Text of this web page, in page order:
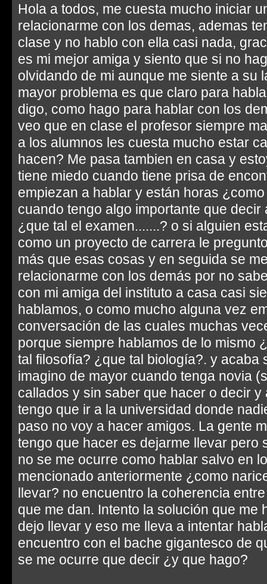
Hola a todos, me cuesta mucho iniciar
relacionarme con los demas, ademas
clase y no hablo con ella casi nada,
es mi mejor amiga y siento que si no
olvidando de mi aunque me siente a su
mayor problema es que claro para
digo, como hago para hablar con los
veo que en clase el profesor siempre
a los alumnos les cuesta mucho estar
hacen? Me pasa tambien en casa y
tiene miedo cuando tiene prisa de
empiezan a hablar y están horas
cuando tengo algo importante que
¿que tal el examen.......? o si alguien
como un proyecto de carrera le
más que esas cosas y en seguida se
relacionarme con los demás por no
con mi amiga del instituto a casa casi
hablamos, o como mucho alguna vez
conversación de las cuales muchas
porque siempre hablamos de lo mismo
tal filosofía? ¿que tal biología?. y acaba
imagino de mayor cuando tenga novia
callados y sin saber que hacer o decir
tengo que ir a la universidad donde
paso no voy a hacer amigos. La gente
tengo que hacer es dejarme llevar pero
no se me ocurre como hablar salvo en
mencionado anteriormente ¿como
llevar? no encuentro la coherencia
que me dan. Intento la solución que me
dejo llevar y eso me lleva a intentar
encuentro con el bache gigantesco de
se me ocurre que decir ¿y que hago?